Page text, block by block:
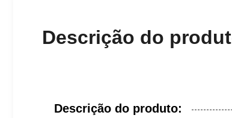
Descrição do
Descrição do produto: